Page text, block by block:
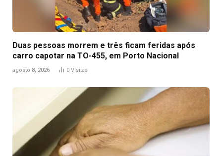
Duas pessoas morrem e três ficam feridas após
carro capotar na TO-455, em Porto Nacional
agosto 8, 2026 0 Visitas